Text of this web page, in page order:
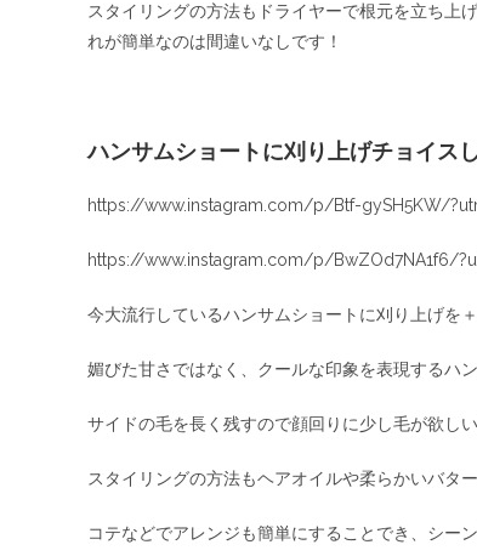
スタイリングの方法もドライヤーで根元を立ち上
れが簡単なのは間違いなしです！
ハンサムショートに刈り上げチョイス
https://www.instagram.com/p/Btf-gySH5KW/
https://www.instagram.com/p/BwZOd7NA1f6/
今大流行しているハンサムショートに刈り上げを
媚びた甘さではなく、クールな印象を表現するハ
サイドの毛を長く残すので顔回りに少し毛が欲し
スタイリングの方法もヘアオイルや柔らかいバタ
コテなどでアレンジも簡単にすることでき、シー